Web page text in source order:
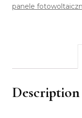
panele
Description